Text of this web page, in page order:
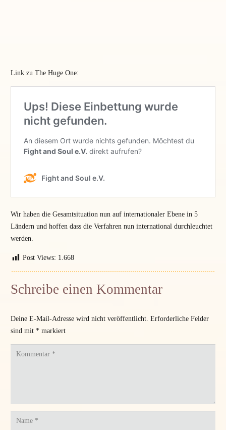
Link zu The Huge One:
Wir haben die Gesamtsituation nun auf internationaler Ebene in 5
Ländern und hoffen dass die Verfahren nun international durchleuchtet
werden.
Post Views: 1.668
Schreibe einen Kommentar
Deine E-Mail-Adresse wird nicht veröffentlicht. Erforderliche Felder
sind mit * markiert